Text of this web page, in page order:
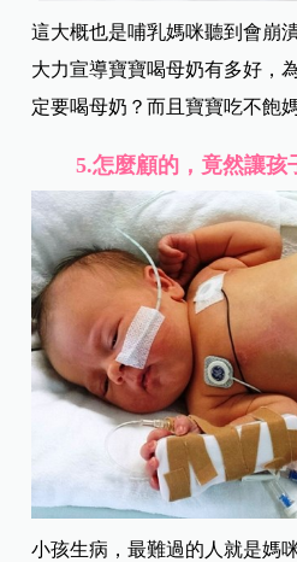
這大概也是哺乳媽咪聽到會崩
大力宣導寶寶喝母奶有多好，
定要喝母奶？而且寶寶吃不
5.怎麼顧的，竟然讓孩
小孩生病，最難過的人就是媽